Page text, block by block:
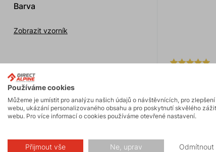
Barva
Zobrazit vzorník
Kalhoty
designu. S
zde lehké
Používáme cookies
Můžeme je umístit pro analýzu našich údajů o návštěvnících, pro
webu, ukázání personalizovaného obsahu a pro poskytnutí skvělého
webu. Pro více informací o cookies používáme otevřené nastavení.
Přijmout vše Ne, uprav Odmítnout